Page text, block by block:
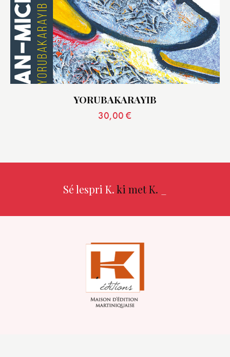
YORUBAKARAYIB
30,00 €
Sé lespri K.ki met K.